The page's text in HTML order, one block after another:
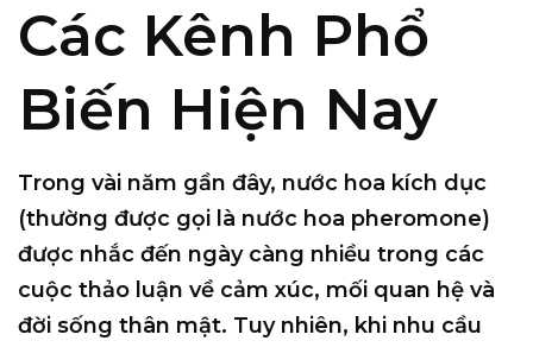
Các Kênh Phổ
Biến Hiện Nay
Trong vài năm gần đây, nước hoa kích dục
(thường được gọi là nước hoa pheromone)
được nhắc đến ngày càng nhiều trong các
cuộc thảo luận về cảm xúc, mối quan hệ và
đời sống thân mật. Tuy nhiên, khi nhu cầu